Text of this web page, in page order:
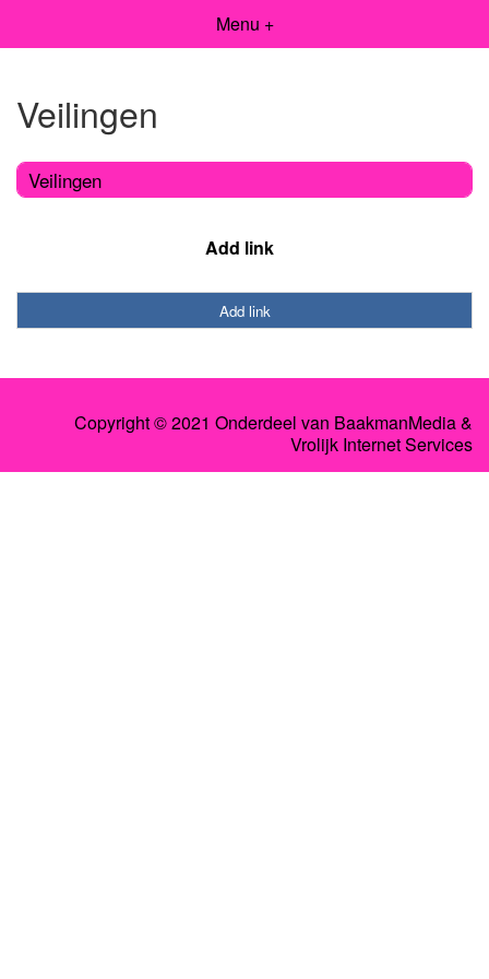
Menu +
Veilingen
Veilingen
Add link
Add link
Copyright © 2021 Onderdeel van BaakmanMedia&
Vrolijk Internet Services